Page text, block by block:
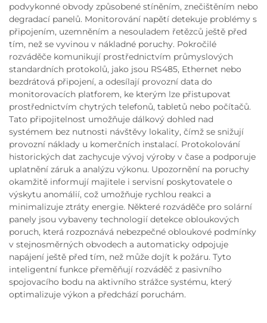
podvykonné obvody způsobené stíněním, znečištěním nebo
degradací panelů. Monitorování napětí detekuje problémy s
připojením, uzemněním a nesouladem řetězců ještě před
tím, než se vyvinou v nákladné poruchy. Pokročilé
rozváděče komunikují prostřednictvím průmyslových
standardních protokolů, jako jsou RS485, Ethernet nebo
bezdrátová připojení, a odesílají provozní data do
monitorovacích platforem, ke kterým lze přistupovat
prostřednictvím chytrých telefonů, tabletů nebo počítačů.
Tato připojitelnost umožňuje dálkový dohled nad
systémem bez nutnosti návštěvy lokality, čímž se snižují
provozní náklady u komerčních instalací. Protokolování
historických dat zachycuje vývoj výroby v čase a podporuje
uplatnění záruk a analýzu výkonu. Upozornění na poruchy
okamžitě informují majitele i servisní poskytovatele o
výskytu anomálií, což umožňuje rychlou reakci a
minimalizuje ztráty energie. Některé rozváděče pro solární
panely jsou vybaveny technologií detekce obloukových
poruch, která rozpoznává nebezpečné obloukové podmínky
v stejnosměrných obvodech a automaticky odpojuje
napájení ještě před tím, než může dojít k požáru. Tyto
inteligentní funkce přeměňují rozváděč z pasivního
spojovacího bodu na aktivního strážce systému, který
optimalizuje výkon a předchází poruchám.